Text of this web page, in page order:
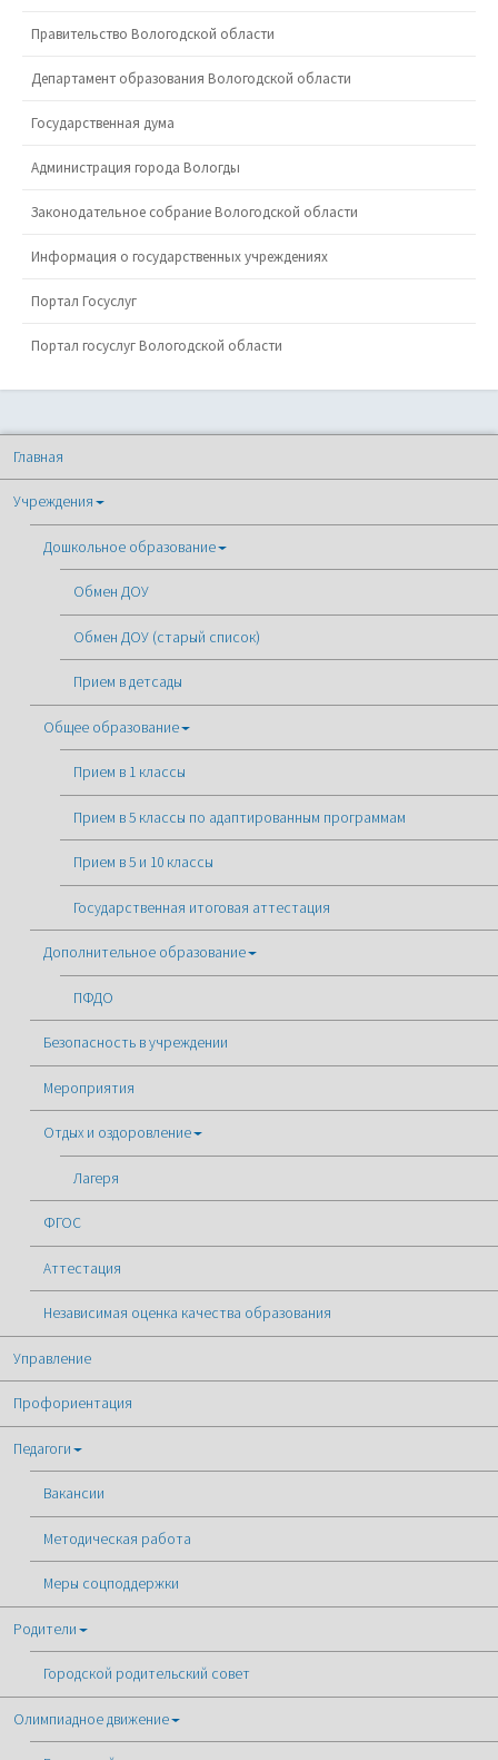
Правительство Вологодской области
Департамент образования Вологодской области
Государственная дума
Администрация города Вологды
Законодательное собрание Вологодской области
Информация о государственных учреждениях
Портал Госуслуг
Портал госуслуг Вологодской области
Главная
Учреждения
Дошкольное образование
Обмен ДОУ
Обмен ДОУ (старый список)
Прием в детсады
Общее образование
Прием в 1 классы
Прием в 5 классы по адаптированным программам
Прием в 5 и 10 классы
Государственная итоговая аттестация
Дополнительное образование
ПФДО
Безопасность в учреждении
Мероприятия
Отдых и оздоровление
Лагеря
ФГОС
Аттестация
Независимая оценка качества образования
Управление
Профориентация
Педагоги
Вакансии
Методическая работа
Меры соцподдержки
Родители
Городской родительский совет
Олимпиадное движение